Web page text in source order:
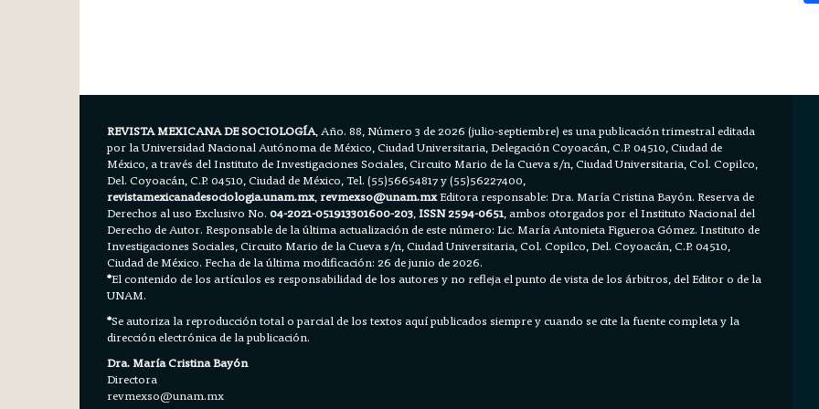
REVISTA MEXICANA DE SOCIOLOGÍA, Año. 88, Número 3 de 2026 (julio-septiembre) es una publicación trimestral editada
por la Universidad Nacional Autónoma de México, Ciudad Universitaria, Delegación Coyoacán, C.P. 04510, Ciudad de
México, a través del Instituto de Investigaciones Sociales, Circuito Mario de la Cueva s/n, Ciudad Universitaria, Col. Copilco,
Del. Coyoacán, C.P. 04510, Ciudad de México, Tel. (55)56654817 y (55)56227400,
revistamexicanadesociologia.unam.mx,revmexso@unam.mxEditora responsable: Dra. María Cristina Bayón. Reserva de
Derechos al uso Exclusivo No.04-2021-051913301600-203,ISSN 2594-0651, ambos otorgados por el Instituto Nacional del
Derecho de Autor. Responsable de la última actualización de este número: Lic. María Antonieta Figueroa Gómez. Instituto de
Investigaciones Sociales, Circuito Mario de la Cueva s/n, Ciudad Universitaria, Col. Copilco, Del. Coyoacán, C.P. 04510,
Ciudad de México. Fecha de la última modificación: 26 de junio de 2026.
*El contenido de los artículos es responsabilidad de los autores y no refleja el punto de vista de los árbitros, del Editor o de la
UNAM.
*Se autoriza la reproducción total o parcial de los textos aquí publicados siempre y cuando se cite la fuente completa y la
dirección electrónica de la publicación.
Dra. María Cristina Bayón
Directora
revmexso@unam.mx